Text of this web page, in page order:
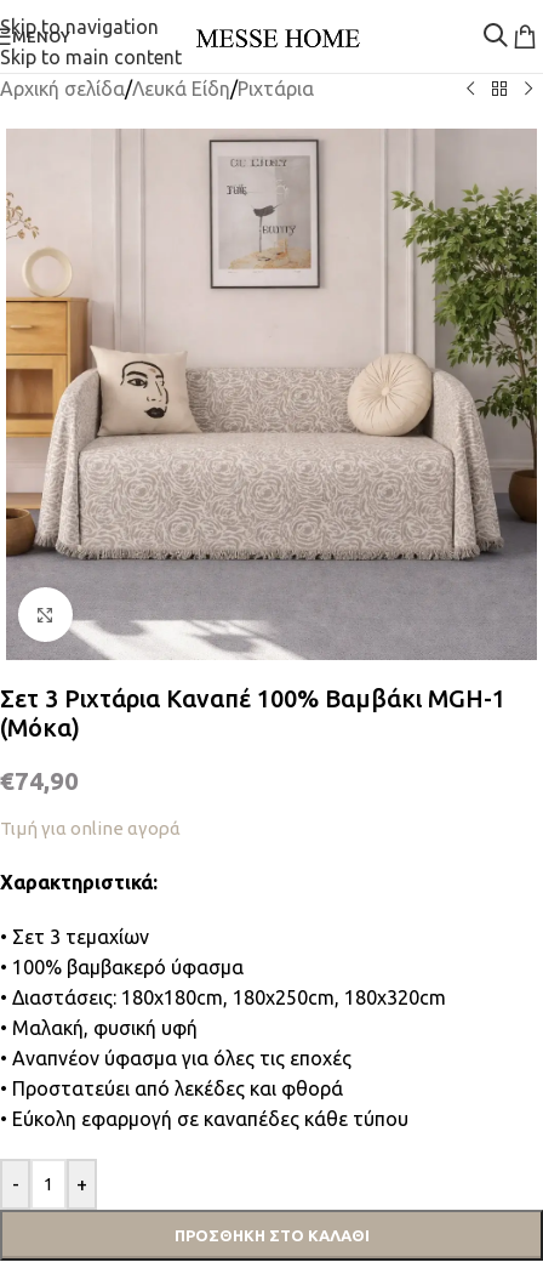
Skip to navigation
Skip to main content
ΜΕΝΟΎ
Αρχική σελίδα/Λευκά Είδη/Ριχτάρια
Κλικ για μεγέθυνση
Σετ 3 Ριχτάρια Καναπέ 100% Βαμβάκι MGH-1
(Μόκα)
€74,90
Τιμή για online αγορά
Χαρακτηριστικά:
• Σετ 3 τεμαχίων
• 100% βαμβακερό ύφασμα
• Διαστάσεις: 180x180cm, 180x250cm, 180x320cm
• Μαλακή, φυσική υφή
• Αναπνέον ύφασμα για όλες τις εποχές
• Προστατεύει από λεκέδες και φθορά
• Εύκολη εφαρμογή σε καναπέδες κάθε τύπου
- +
ΠΡΟΣΘΉΚΗ ΣΤΟ ΚΑΛΆΘΙ